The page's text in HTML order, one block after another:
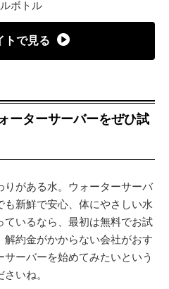
ボトル
トで見る
ーターサーバーをぜひ試
がある水。ウォーターサーバ
新鮮で安心、体にやさしい水
いるなら、最初は無料でお試
解約金がかからない会社がおす
ーバーを始めてみたいという
いね。